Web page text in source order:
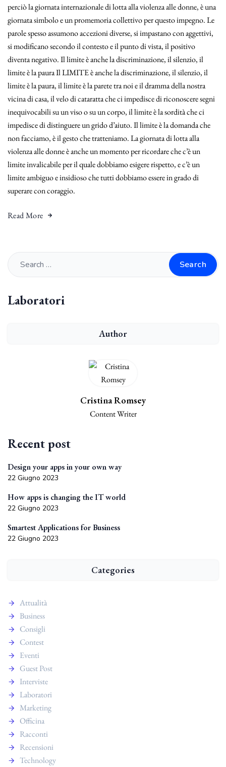
perciò la giornata internazionale di lotta alla violenza alle donne, è una
giornata simbolo e un promemoria collettivo per questo impegno. Le
parole spesso assumono accezioni diverse, si impastano con aggettivi,
si modificano secondo il contesto e il punto di vista, il positivo
diventa negativo. Il limite è anche la discriminazione, il silenzio, il
limite è la paura Il LIMITE è anche la discriminazione, il silenzio, il
limite è la paura, il limite è la parete tra noi e il dramma della nostra
vicina di casa, il velo di cataratta che ci impedisce di riconoscere segni
inequivocabili su un viso o su un corpo, il limite è la sordità che ci
impedisce di distinguere un grido d’aiuto. Il limite è la domanda che
non facciamo, è il gesto che tratteniamo. La giornata di lotta alla
violenza alle donne è anche un momento per ricordare che c’è un
limite invalicabile per il quale dobbiamo esigere rispetto, e c’è un
limite ambiguo e insidioso che tutti dobbiamo essere in grado di
superare con coraggio.
Read More
Search
Laboratori
Author
Cristina Romsey
Content Writer
Recent post
Design your apps in your own way
22 Giugno 2023
How apps is changing the IT world
22 Giugno 2023
Smartest Applications for Business
22 Giugno 2023
Categories
Attualità
Business
Consigli
Contest
Eventi
Guest Post
Interviste
Laboratori
Marketing
Officina
Racconti
Recensioni
Technology